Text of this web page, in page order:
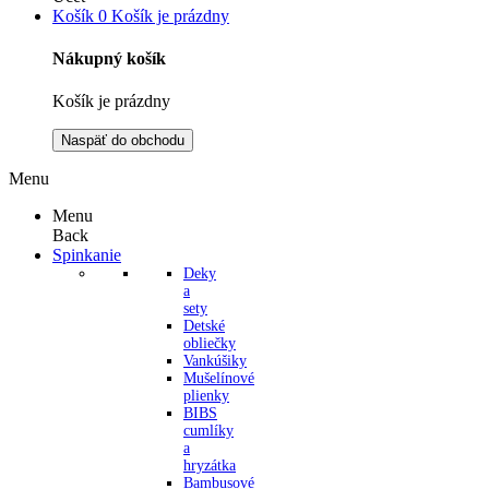
Košík 0 Košík je prázdny
Nákupný košík
Košík je prázdny
Naspäť do obchodu
Menu
Menu
Back
Spinkanie
Deky
a
sety
Detské
obliečky
Vankúšiky
Mušelínové
plienky
BIBS
cumlíky
a
hryzátka
Bambusové